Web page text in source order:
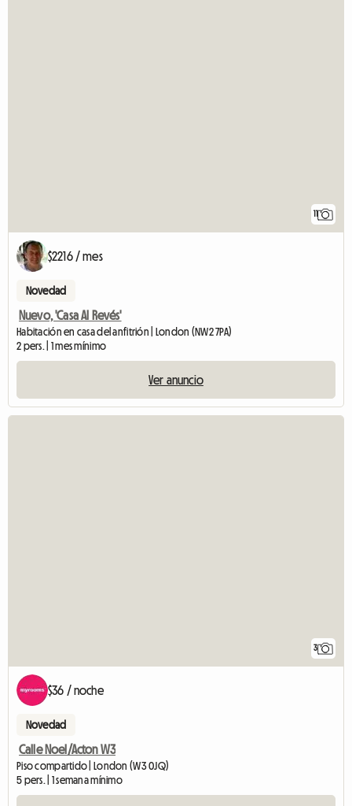
11
$2216 / mes
Novedad
Nuevo, 'Casa Al Revés'
Habitación en casa del anfitrión | London (NW2 7PA)
2 pers. | 1 mes mínimo
Ver anuncio
3
$36 / noche
Novedad
Calle Noel/Acton W3
Piso compartido | London (W3 0JQ)
5 pers. | 1 semana mínimo